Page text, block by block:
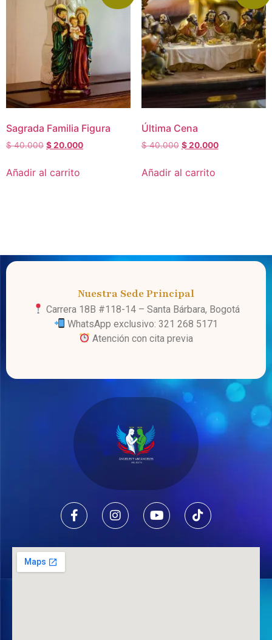
Sagrada Familia Figura
$40.000 $20.000
Añadir al carrito
Última Cena
$40.000 $20.000
Añadir al carrito
Nuestra Sede Principal
Carrera 18B #118-14 – Santa Bárbara, Bogotá
WhatsApp exclusivo: 321 268 5171
Atención con cita previa